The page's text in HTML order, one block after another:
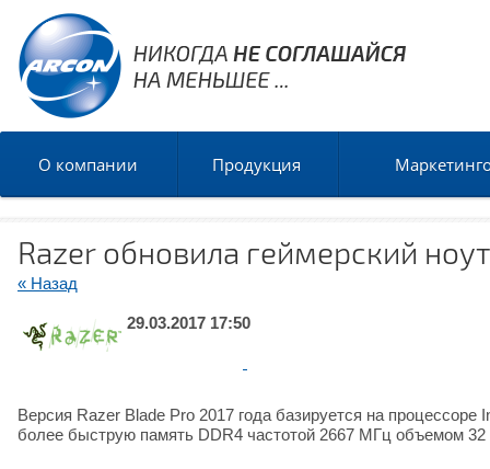
О компании Продукция
Razer обновила геймерский
« Назад
29.03.2017 17:50
Версия Razer Blade Pro 2017 года базируется на
более быструю память DDR4 частотой 2667 МГц объемом 32